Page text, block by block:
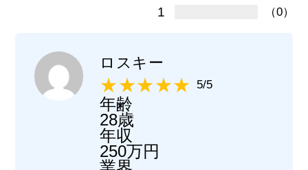
1 （0）
ロスキー
5/5
年齢
28歳
年収
250万円